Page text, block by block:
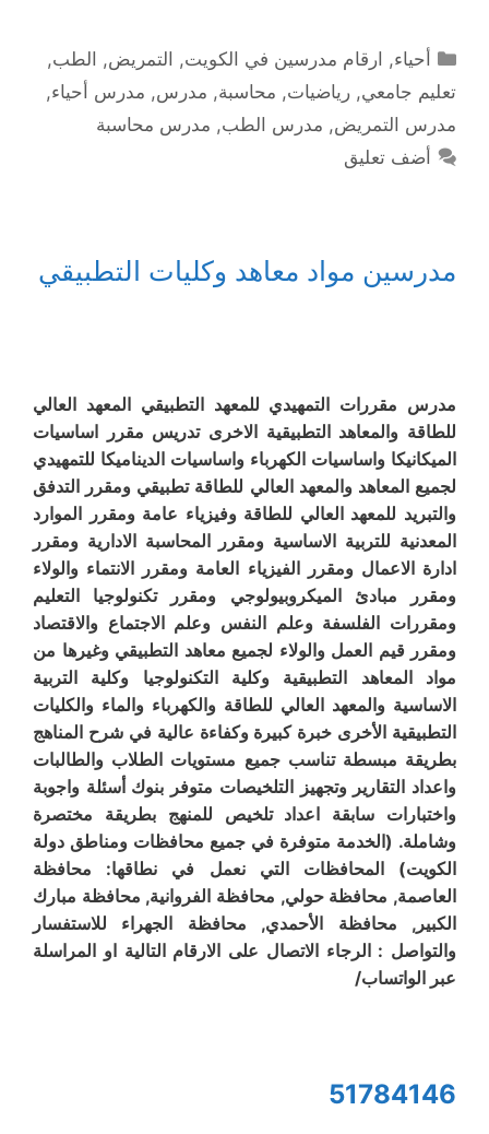
التصنيفات
أحياء, ارقام مدرسين في الكويت, التمريض, الطب,
تعليم جامعي, رياضيات, محاسبة, مدرس, مدرس أحياء,
مدرس التمريض, مدرس الطب, مدرس محاسبة
أضف تعليق
مدرسين مواد معاهد وكليات التطبيقي
مدرس مقررات التمهيدي للمعهد التطبيقي المعهد العالي
للطاقة والمعاهد التطبيقية الاخرى تدريس مقرر اساسيات
الميكانيكا واساسيات الكهرباء واساسيات الديناميكا للتمهيدي
لجميع المعاهد والمعهد العالي للطاقة تطبيقي ومقرر التدفق
والتبريد للمعهد العالي للطاقة وفيزياء عامة ومقرر الموارد
المعدنية للتربية الاساسية ومقرر المحاسبة الادارية ومقرر
ادارة الاعمال ومقرر الفيزياء العامة ومقرر الانتماء والولاء
ومقرر مبادئ الميكروبيولوجي ومقرر تكنولوجيا التعليم
ومقررات الفلسفة وعلم النفس وعلم الاجتماع والاقتصاد
ومقرر قيم العمل والولاء لجميع معاهد التطبيقي وغيرها من
مواد المعاهد التطبيقية وكلية التكنولوجيا وكلية التربية
الاساسية والمعهد العالي للطاقة والكهرباء والماء والكليات
التطبيقية الأخرى خبرة كبيرة وكفاءة عالية في شرح المناهج
بطريقة مبسطة تناسب جميع مستويات الطلاب والطالبات
واعداد التقارير وتجهيز التلخيصات متوفر بنوك أسئلة واجوبة
واختبارات سابقة اعداد تلخيص للمنهج بطريقة مختصرة
وشاملة. (الخدمة متوفرة في جميع محافظات ومناطق دولة
الكويت) المحافظات التي نعمل في نطاقها: محافظة
العاصمة, محافظة حولي, محافظة الفروانية, محافظة مبارك
الكبير, محافظة الأحمدي, محافظة الجهراء للاستفسار
والتواصل : الرجاء الاتصال على الارقام التالية او المراسلة
عبر الواتساب/
51784146